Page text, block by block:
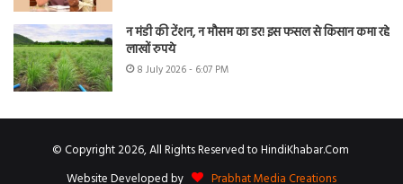
न मंडी की टेंशन, न मौसम का डर! इस फसल से किसान कमा रहे
लाखों रुपये
8 July 2026 - 6:07 PM
© Copyright 2026, All Rights Reserved to HindiKhabar.Com
Website Developed by
Prabhat Media Creations